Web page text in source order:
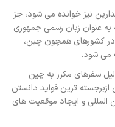
نیز خوانده می شود، جز
به عنوان زبان رسمی جمهوری
باشد و در کشورهای همچون چین،
می شود.
سفرهای مکرر به چین
ازبرجسته ترین فواید دانستن
المللی و ایجاد موقعیت های